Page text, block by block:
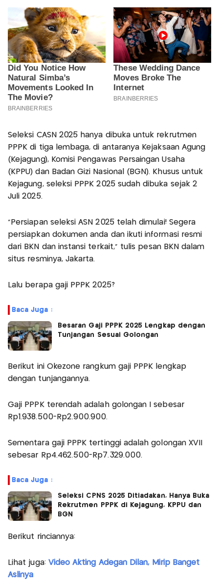
Seleksi CASN 2025 hanya dibuka untuk rekrutmen
PPPK di tiga lembaga, di antaranya Kejaksaan Agung
(Kejagung), Komisi Pengawas Persaingan Usaha
(KPPU) dan Badan Gizi Nasional (BGN). Khusus untuk
Kejagung, seleksi PPPK 2025 sudah dibuka sejak 2
Juli 2025.
"Persiapan seleksi ASN 2025 telah dimulai! Segera
persiapkan dokumen anda dan ikuti informasi resmi
dari BKN dan instansi terkait," tulis pesan BKN dalam
situs resminya, Jakarta.
Lalu berapa gaji PPPK 2025?
Baca Juga :
Besaran Gaji PPPK 2025 Lengkap dengan
Tunjangan Sesuai Golongan
Berikut ini Okezone rangkum gaji PPPK lengkap
dengan tunjangannya.
Gaji PPPK terendah adalah golongan I sebesar
Rp1.938.500-Rp2.900.900.
Sementara gaji PPPK tertinggi adalah golongan XVII
sebesar Rp4.462.500-Rp7.329.000.
Baca Juga :
Seleksi CPNS 2025 Ditiadakan, Hanya Buka
Rekrutmen PPPK di Kejagung, KPPU dan
BGN
Berikut rinciannya:
Lihat juga: Video Akting Adegan Dilan, Mirip Banget
Aslinya